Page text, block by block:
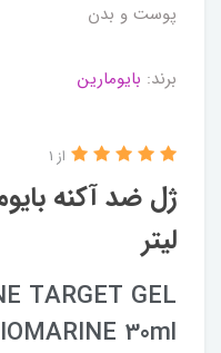
پوست و بدن
برند: بایومارین
لیتر
از 1
TARGET GEL
30ml